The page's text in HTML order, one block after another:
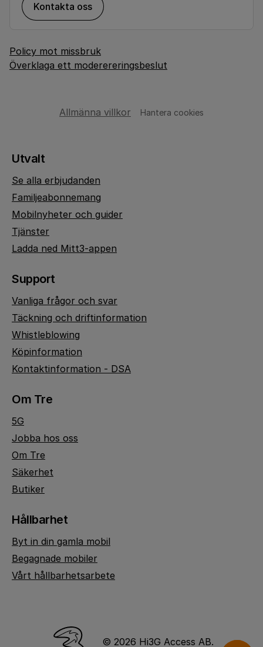
Kontakta oss
Policy mot missbruk
Överklaga ett moderereringsbeslut
Allmänna villkor Hantera cookies
Utvalt
Se alla erbjudanden
Familjeabonnemang
Mobilnyheter och guider
Tjänster
Ladda ned Mitt3-appen
Support
Vanliga frågor och svar
Täckning och driftinformation
Whistleblowing
Köpinformation
Kontaktinformation - DSA
Om Tre
5G
Jobba hos oss
Om Tre
Säkerhet
Butiker
Hållbarhet
Byt in din gamla mobil
Begagnade mobiler
Vårt hållbarhetsarbete
© 2026 Hi3G Access AB.